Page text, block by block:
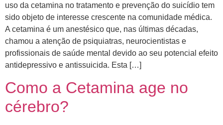
uso da cetamina no tratamento e prevenção do suicídio tem
sido objeto de interesse crescente na comunidade médica.
A cetamina é um anestésico que, nas últimas décadas,
chamou a atenção de psiquiatras, neurocientistas e
profissionais de saúde mental devido ao seu potencial efeito
antidepressivo e antissuicida. Esta […]
Como a Cetamina age no
cérebro?